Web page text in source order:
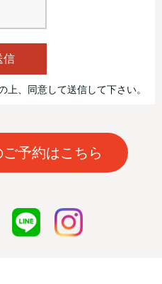
信
上、同意して送信して下さい。
予約はこちら